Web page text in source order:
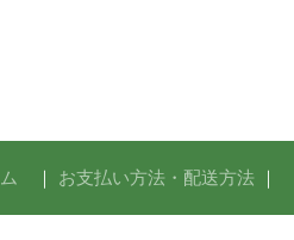
｜ お支払い方法・配送方法 ｜